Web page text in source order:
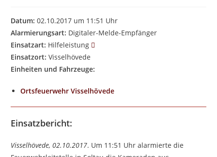
Datum: 02.10.2017 um 11:51 Uhr
Alarmierungsart: Digitaler-Melde-Empfänger
Einsatzart: Hilfeleistung
Einsatzort: Visselhövede
Einheiten und Fahrzeuge:
Ortsfeuerwehr Visselhövede
Einsatzbericht:
Visselhövede, 02.10.2017. Um 11:51 Uhr alarmierte die